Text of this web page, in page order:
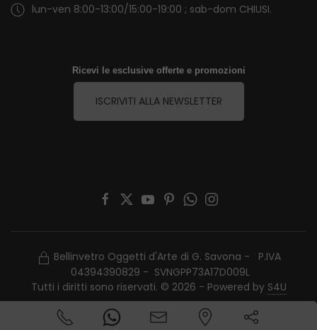
lun-ven 8:00-13:00/15:00-19:00 ; sab-dom CHIUSI.
Ricevi le esclusive offerte e promozioni
ISCRIVITI ALLA NEWSLETTER
Bellinvetro Oggetti d'Arte di G. Savona - P.IVA
04394390829 - SVNGPP73A17D009L
Tutti i diritti sono riservati. © 2026 - Powered by S4U